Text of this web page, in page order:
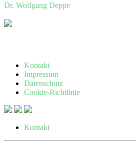
Dr. Wolfgang Deppe
Kontakt
Impressum
Datenschutz
Cookie-Richtlinie
Kontakt